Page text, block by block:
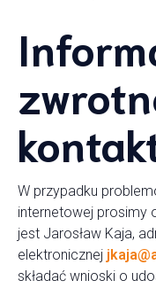
W przypadku
internetowej prosimy
jest Jarosław Kaja,
elektronicznej
składać wnioski o